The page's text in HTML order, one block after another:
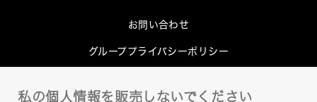
お問い合わせ
グループプライバシーポリシー
私の個人情報を販売しないでください